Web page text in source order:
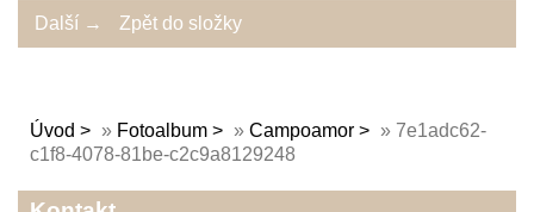
Další → Zpět do složky
Úvod » Fotoalbum » Campoamor » 7e1adc62-
c1f8-4078-81be-c2c9a8129248